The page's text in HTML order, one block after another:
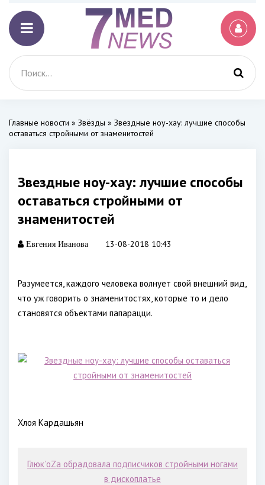
Главные новости » Звёзды » Звездные ноу-хау: лучшие способы
оставаться стройными от знаменитостей
Звездные ноу-хау: лучшие способы
оставаться стройными от
знаменитостей
Евгения Иванова 13-08-2018 10:43
Разумеется, каждого человека волнует свой внешний вид,
что уж говорить о знаменитостях, которые то и дело
становятся объектами папарацци.
Хлоя Кардашьян
Глюк’oZa обрадовала подписчиков стройными ногами
в дископлатье